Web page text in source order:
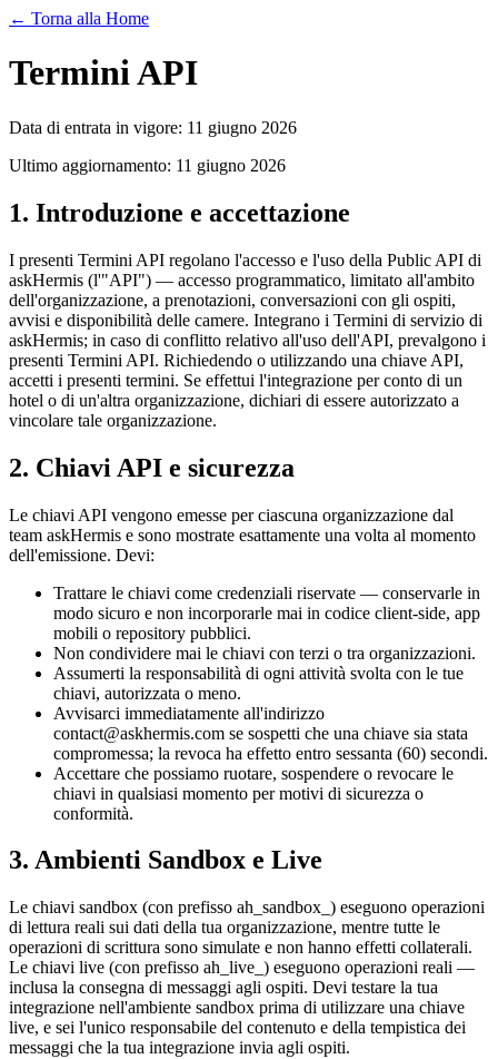
← Torna alla Home
Termini API
Data di entrata in vigore: 11 giugno 2026
Ultimo aggiornamento: 11 giugno 2026
1. Introduzione e accettazione
I presenti Termini API regolano l'accesso e l'uso della Public API di
askHermis (l'"API") — accesso programmatico, limitato all'ambito
dell'organizzazione, a prenotazioni, conversazioni con gli ospiti,
avvisi e disponibilità delle camere. Integrano i Termini di servizio di
askHermis; in caso di conflitto relativo all'uso dell'API, prevalgono i
presenti Termini API. Richiedendo o utilizzando una chiave API,
accetti i presenti termini. Se effettui l'integrazione per conto di un
hotel o di un'altra organizzazione, dichiari di essere autorizzato a
vincolare tale organizzazione.
2. Chiavi API e sicurezza
Le chiavi API vengono emesse per ciascuna organizzazione dal
team askHermis e sono mostrate esattamente una volta al momento
dell'emissione. Devi:
Trattare le chiavi come credenziali riservate — conservarle in
modo sicuro e non incorporarle mai in codice client-side, app
mobili o repository pubblici.
Non condividere mai le chiavi con terzi o tra organizzazioni.
Assumerti la responsabilità di ogni attività svolta con le tue
chiavi, autorizzata o meno.
Avvisarci immediatamente all'indirizzo
contact@askhermis.com se sospetti che una chiave sia stata
compromessa; la revoca ha effetto entro sessanta (60) secondi.
Accettare che possiamo ruotare, sospendere o revocare le
chiavi in qualsiasi momento per motivi di sicurezza o
conformità.
3. Ambienti Sandbox e Live
Le chiavi sandbox (con prefisso ah_sandbox_) eseguono operazioni
di lettura reali sui dati della tua organizzazione, mentre tutte le
operazioni di scrittura sono simulate e non hanno effetti collaterali.
Le chiavi live (con prefisso ah_live_) eseguono operazioni reali —
inclusa la consegna di messaggi agli ospiti. Devi testare la tua
integrazione nell'ambiente sandbox prima di utilizzare una chiave
live, e sei l'unico responsabile del contenuto e della tempistica dei
messaggi che la tua integrazione invia agli ospiti.